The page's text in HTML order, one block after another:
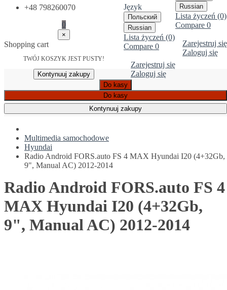
Russian
Lista życzeń (0)
Compare 0
Zarejestruj się
Zaloguj się
Język
Польский
Russian
Lista życzeń (0)
Compare 0
Zarejestruj się
Zaloguj się
+48 798260070
0
×
Shopping cart
TWÓJ KOSZYK JEST PUSTY!
Kontynuuj zakupy
Do kasy
Do kasy
Kontynuuj zakupy
Multimedia samochodowe
Hyundai
Radio Android FORS.auto FS 4 MAX Hyundai I20 (4+32Gb,
9", Manual AC) 2012-2014
Radio Android FORS.auto FS 4
MAX Hyundai I20 (4+32Gb,
9", Manual AC) 2012-2014